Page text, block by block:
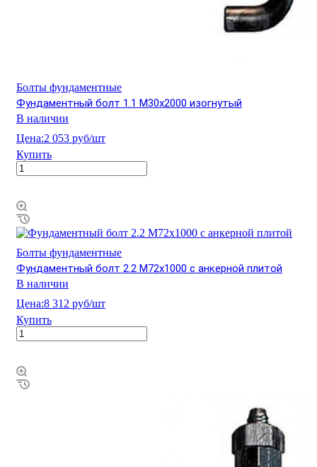
Болты фундаментные
Фундаментный болт 1.1 М30х2000 изогнутый
В наличии
Цена:2 053 руб/шт
Купить
Болты фундаментные
Фундаментный болт 2.2 М72х1000 с анкерной плитой
В наличии
Цена:8 312 руб/шт
Купить